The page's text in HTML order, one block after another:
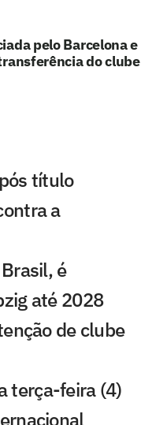
pelo Barcelona e
do clube
título
a
é
até 2028
de clube
terça-feira (4)